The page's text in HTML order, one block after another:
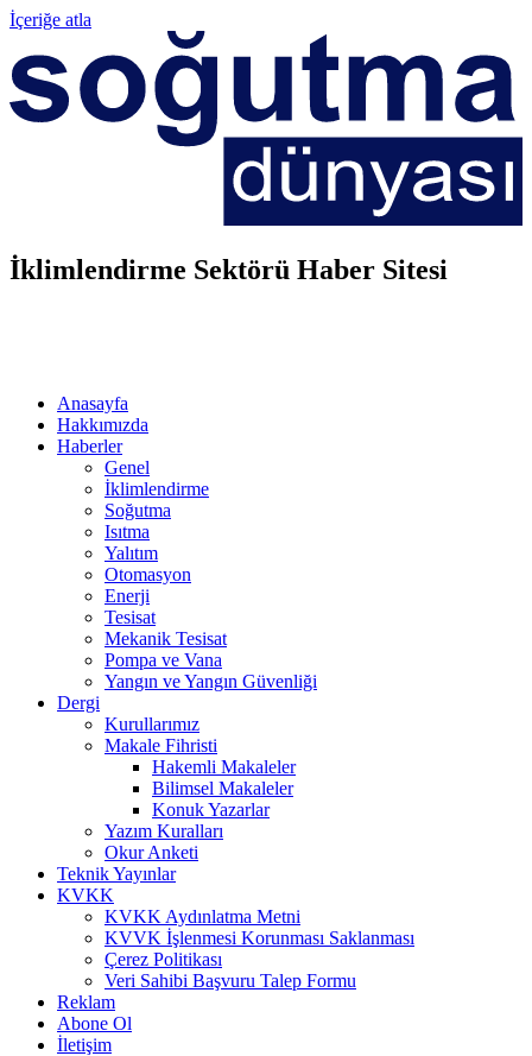
İçeriğe atla
İklimlendirme Sektörü Haber Sitesi
Anasayfa
Hakkımızda
Haberler
Genel
İklimlendirme
Soğutma
Isıtma
Yalıtım
Otomasyon
Enerji
Tesisat
Mekanik Tesisat
Pompa ve Vana
Yangın ve Yangın Güvenliği
Dergi
Kurullarımız
Makale Fihristi
Hakemli Makaleler
Bilimsel Makaleler
Konuk Yazarlar
Yazım Kuralları
Okur Anketi
Teknik Yayınlar
KVKK
KVKK Aydınlatma Metni
KVVK İşlenmesi Korunması Saklanması
Çerez Politikası
Veri Sahibi Başvuru Talep Formu
Reklam
Abone Ol
İletişim